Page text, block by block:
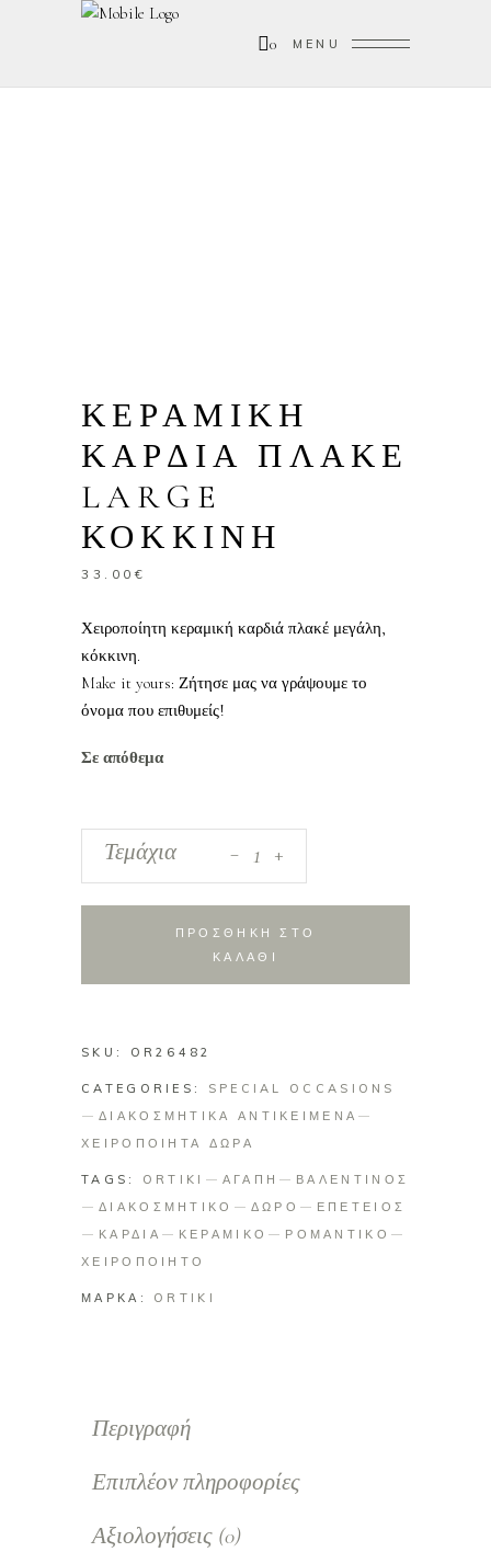
0 MENU
ΚΕΡΑΜΙΚΗ
ΚΑΡΔΙΑ ΠΛΑΚΕ
LARGE
ΚΟΚΚΙΝΗ
33.00 €
Χειροποίητη κεραμική καρδιά πλακέ μεγάλη,
κόκκινη.
Make it yours: Ζήτησε μας να γράψουμε το
όνομα που επιθυμείς!
Σε απόθεμα
Κεραμική
quantity
Τεμάχια +
ΠΡΟΣΘΗΚΗ ΣΤΟ
ΚΑΛΑΘΙ
SKU: OR26482
CATEGORIES: SPECIAL OCCASIONS
ΔΙΑΚΟΣΜΗΤΙΚΑ ΑΝΤΙΚΕΙΜΕΝΑ
ΧΕΙΡΟΠΟΙΗΤΑ ΔΩΡΑ
TAGS: ORTIKI ΑΓΑΠΗ
ΒΑΛΕΝΤΙΝΟΣ
ΔΙΑΚΟΣΜΗΤΙΚΟ
ΔΩΡΟ
ΕΠΕΤΕΙΟΣ
ΚΑΡΔΙΑ
ΚΕΡΑΜΙΚΟ
ΡΟΜΑΝΤΙΚΟ
ΧΕΙΡΟΠΟΙΗΤΟ
ΜΑΡΚΑ: ORTIKI
Περιγραφή
Επιπλέον πληροφορίες
Αξιολογήσεις (0)